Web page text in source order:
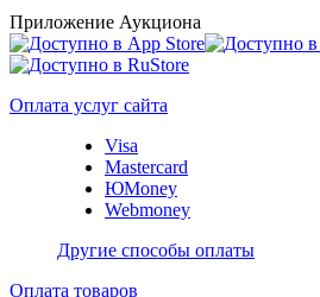
Приложение Аукциона
Оплата услуг сайта
Visa
Mastercard
ЮMoney
Webmoney
Другие способы оплаты
Оплата товаров